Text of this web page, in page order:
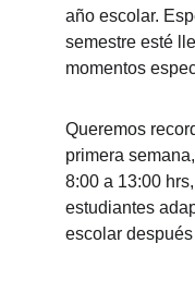
año escolar.
semestre esté
momentos
Queremos
primera
8:00 a 13:00
estudiantes
escolar